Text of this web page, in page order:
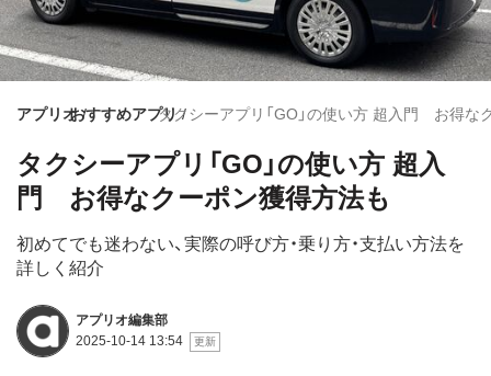
移
動
アプリオおすすめアプリタクシーアプリ「GO」の使い方 超入門 お得な
タクシーアプリ「GO」の使い方 超入
門 お得なクーポン獲得方法も
初めてでも迷わない、実際の呼び方・乗り方・支払い方法を
詳しく紹介
アプリオ編集部
2025-10-14 13:54